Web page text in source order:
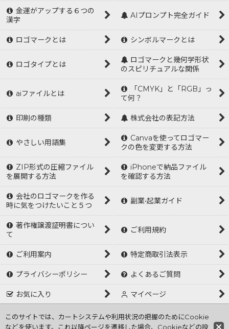
金運がアップする６つの
漢字
AIプロンプト完全ガイド
ロゴマークとは シンボルマークとは
ロゴタイプとは
ロゴマークと幾何学形状
のスピリチュアルな関係
aiファイルとは
「CMYK」と「RGB」っ
て何？
印刷の種類 株式会社の表記方法
やさしい用語集
Canvaを使ってロゴマー
クの色を変更する方法
ZIP形式の圧縮ファイル
を展開する方法
iPhoneで納品ファイル
を確認する方法
会社のロゴマークを作る
時に気をつけたいこと５つ
副業•起業ガイド
著作権譲渡証明書につい
て
ご利用規約
ご利用案内 特定商取引法表示
プライバシーポリシー よくあるご質問
お気に入り マイページ
ログイン
このサイトでは、カートシステムや利用状況の把握のためにCookie
などを使います。これ以降ページを遷移した場合、Cookieなどの設